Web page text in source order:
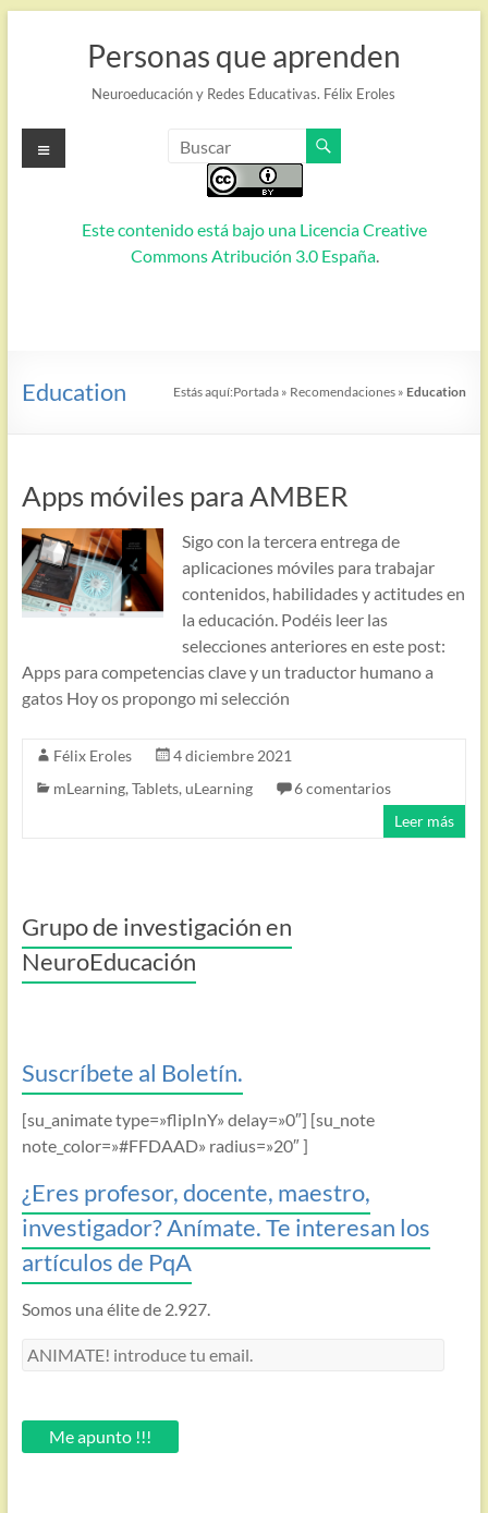
Personas que aprenden
Neuroeducación y Redes Educativas. Félix Eroles
Este contenido está bajo una Licencia Creative
Commons Atribución 3.0 España.
Menú
Education Estás aquí:Portada » Recomendaciones » Education
Apps móviles para AMBER
Sigo con la tercera entrega de
aplicaciones móviles para trabajar
contenidos, habilidades y actitudes en
la educación. Podéis leer las
selecciones anteriores en este post:
Apps para competencias clave y un traductor humano a
gatos Hoy os propongo mi selección
Félix Eroles
4 diciembre 2021
mLearning, Tablets, uLearning
6 comentarios
Leer más
Grupo de investigación en
NeuroEducación
Suscríbete al Boletín.
[su_animate type=»flipInY» delay=»0″] [su_note
note_color=»#FFDAAD» radius=»20″ ]
¿Eres profesor, docente, maestro,
investigador? Anímate. Te interesan los
artículos de PqA
Somos una élite de 2.927.
ANIMATE!
email.Me apunto !!!